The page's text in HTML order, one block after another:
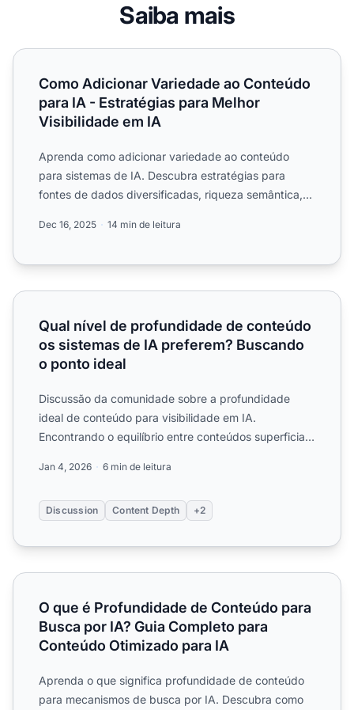
Saiba mais
Como Adicionar Variedade ao Conteúdo para IA -
Como Adicionar Variedade ao Conteúdo
para IA - Estratégias para Melhor
Visibilidade em IA
Aprenda como adicionar variedade ao conteúdo
para sistemas de IA. Descubra estratégias para
fontes de dados diversificadas, riqueza semântica,
Dec 16, 2025 14 min de leitura
Qual nível de profundidade de conteúdo os sistemas de
Qual nível de profundidade de conteúdo
os sistemas de IA preferem? Buscando
o ponto ideal
Discussão da comunidade sobre a profundidade
ideal de conteúdo para visibilidade em IA.
Encontrando o equilíbrio entre conteúdos superficiais
Jan 4, 2026 6 min de leitura
Discussion Content Depth +2
O que é Profundidade de Conteúdo para Busca por IA?
O que é Profundidade de Conteúdo para
Busca por IA? Guia Completo para
Conteúdo Otimizado para IA
Aprenda o que significa profundidade de conteúdo
para mecanismos de busca por IA. Descubra como